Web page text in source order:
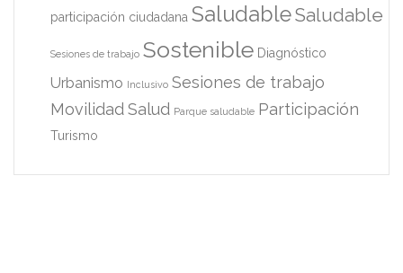
participación ciudadana SaludableSaludable
Sesiones de trabajo Sostenible Diagnóstico
Urbanismo Inclusivo Sesiones de trabajo
Movilidad Salud Parque saludable Participación
Turismo